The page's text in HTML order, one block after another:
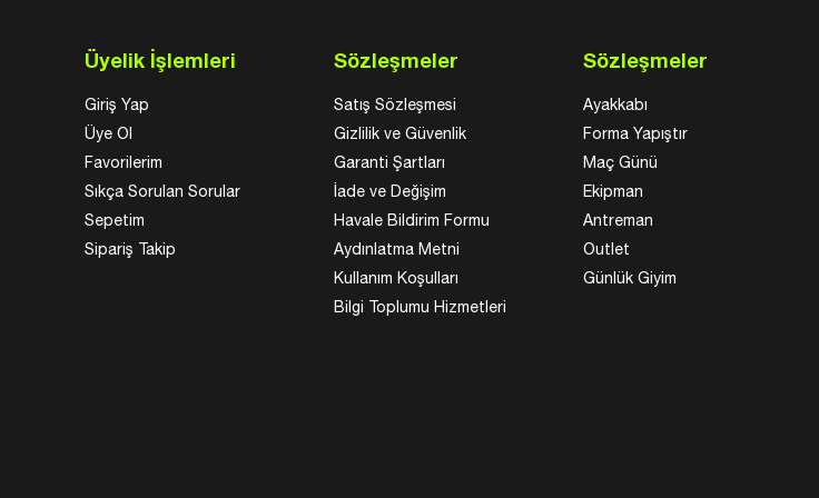
Üyelik İşlemleri
Giriş Yap
Üye Ol
Favorilerim
Sıkça Sorulan Sorular
Sepetim
Sipariş Takip
Sözleşmeler
Satış Sözleşmesi
Gizlilik ve Güvenlik
Garanti Şartları
İade ve Değişim
Havale Bildirim Formu
Aydınlatma Metni
Kullanım Koşulları
Bilgi Toplumu Hizmetleri
Sözleşmeler
Ayakkabı
Forma Yapıştır
Maç Günü
Ekipman
Antreman
Outlet
Günlük Giyim